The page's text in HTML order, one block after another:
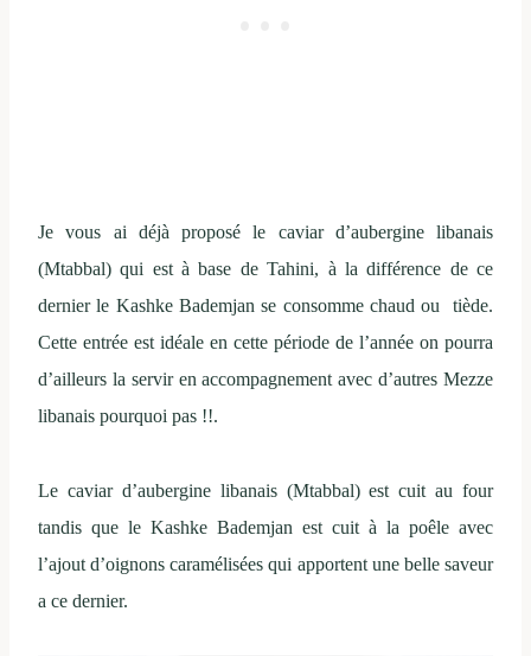
Je vous ai déjà proposé le caviar d’aubergine libanais
(Mtabbal) qui est à base de Tahini, à la différence de ce
dernier le Kashke Bademjan se consomme chaud ou tiède.
Cette entrée est idéale en cette période de l’année on pourra
d’ailleurs la servir en accompagnement avec d’autres Mezze
libanais pourquoi pas !!.
Le caviar d’aubergine libanais (Mtabbal) est cuit au four
tandis que le Kashke Bademjan est cuit à la poêle avec
l’ajout d’oignons caramélisées qui apportent une belle saveur
a ce dernier.